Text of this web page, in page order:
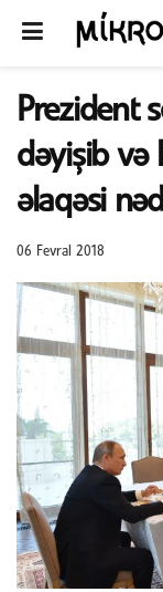
Prezident
dəyişib və
əlaqəsi
06 Fevral 2018